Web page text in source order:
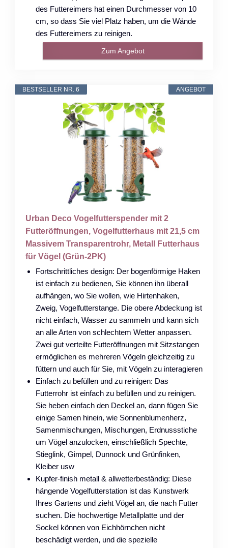
des Futtereimers hat einen Durchmesser von 10
cm, so dass Sie viel Platz haben, um die Wände
des Futtereimers zu reinigen.
Zum Angebot
ANGEBOT
BESTSELLER NR. 6
Urban Deco Vogelfutterspender mit 2
Futteröffnungen, Vogelfutterhaus mit 21,5 cm
Massivem Transparentrohr, Metall Futterhaus
für Vögel (Grün-2PK)
Fortschrittliches design: Der bogenförmige Haken
ist einfach zu bedienen, Sie können ihn überall
aufhängen, wo Sie wollen, wie Hirtenhaken,
Zweig, Vogelfutterstange. Die obere Abdeckung ist
nicht einfach, Wasser zu sammeln und kann sich
an alle Arten von schlechtem Wetter anpassen.
Zwei gut verteilte Futteröffnungen mit Sitzstangen
ermöglichen es mehreren Vögeln gleichzeitig zu
füttern und auch für Sie, mit Vögeln zu interagieren
Einfach zu befüllen und zu reinigen: Das
Futterrohr ist einfach zu befüllen und zu reinigen.
Sie heben einfach den Deckel an, dann fügen Sie
einige Samen hinein, wie Sonnenblumenherz,
Samenmischungen, Mischungen, Erdnussstiche
um Vögel anzulocken, einschließlich Spechte,
Stieglink, Gimpel, Dunnock und Grünfinken,
Kleiber usw
Kupfer-finish metall & allwetterbeständig: Diese
hängende Vogelfutterstation ist das Kunstwerk
Ihres Gartens und zieht Vögel an, die nach Futter
suchen. Die hochwertige Metallplatte und der
Sockel können von Eichhörnchen nicht
beschädigt werden, und die spezielle